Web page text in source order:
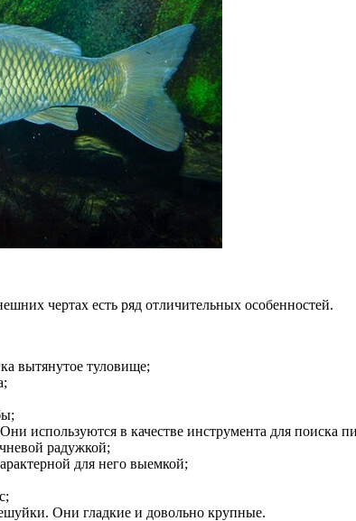
чертах есть ряд отличительных особенностей.
вытянутое туловище;
используются в качестве инструмента для поиска
радужкой;
для него выемкой;
Они гладкие и довольно крупные.